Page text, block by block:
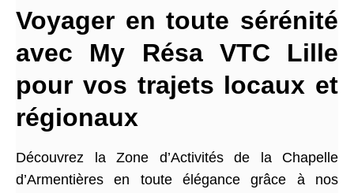
Voyager en toute sérénité
avec My Résa VTC Lille
pour vos trajets locaux et
régionaux
Découvrez la Zone d’Activités de la Chapelle
d’Armentières en toute élégance grâce à nos